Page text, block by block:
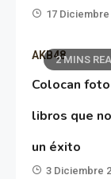
17 Diciembre
2 MINS
AKB48
Colocan
libros que
un éxito
3 Diciembre